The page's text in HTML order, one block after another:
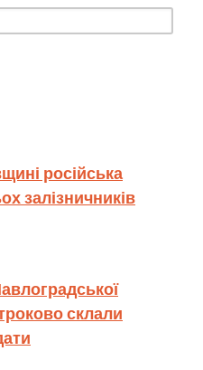
російська
залізничників
склали